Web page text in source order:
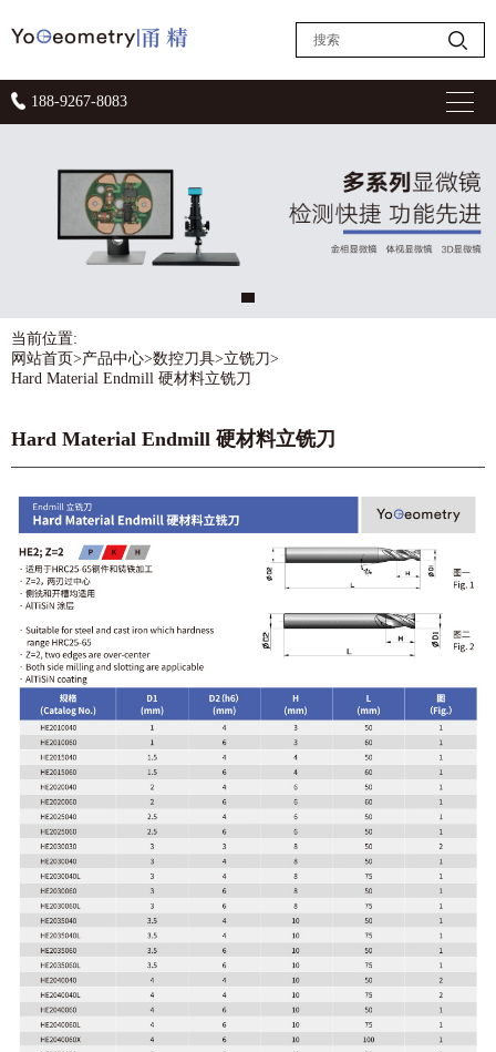
188-9267-8083
当前位置:
网站首页>产品中心>数控刀具>立铣刀>
Hard Material Endmill 硬材料立铣刀
Hard Material Endmill 硬材料立铣刀